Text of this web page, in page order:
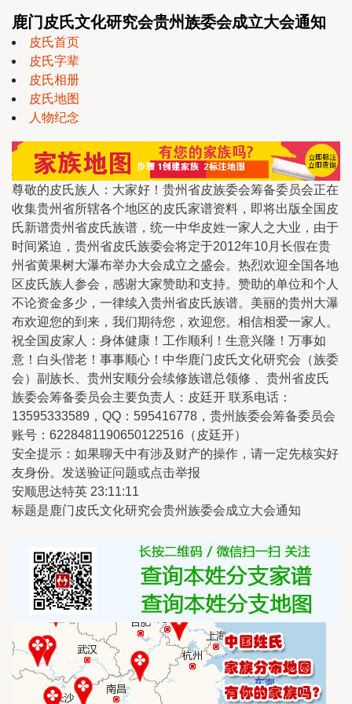
鹿门皮氏文化研究会贵州族委会成立大会通知
皮氏首页
皮氏字辈
皮氏相册
皮氏地图
人物纪念
尊敬的皮氏族人：大家好！贵州省皮族委会筹备委员会正在
收集贵州省所辖各个地区的皮氏家谱资料，即将出版全国皮
氏新谱贵州省皮氏族谱，统一中华皮姓一家人之大业，由于
时间紧迫，贵州省皮氏族委会将定于2012年10月长假在贵
州省黄果树大瀑布举办大会成立之盛会。热烈欢迎全国各地
区皮氏族人参会，感谢大家赞助和支持。赞助的单位和个人
不论资金多少，一律续入贵州省皮氏族谱。美丽的贵州大瀑
布欢迎您的到来，我们期待您，欢迎您。相信相爱一家人。
祝全国皮家人：身体健康！工作顺利！生意兴隆！万事如
意！白头偕老！事事顺心！中华鹿门皮氏文化研究会（族委
会）副族长、贵州安顺分会续修族谱总领修 、贵州省皮氏
族委会筹备委员会主要负责人：皮廷开 联系电话：
13595333589，QQ：595416778，贵州族委会筹备委员会
账号：6228481190650122516（皮廷开）
安全提示：如果聊天中有涉及财产的操作，请一定先核实好
友身份。发送验证问题或点击举报
安顺思达特英 23:11:11
标题是鹿门皮氏文化研究会贵州族委会成立大会通知